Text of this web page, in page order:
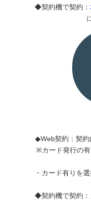
◆契約機で契約：
◆Web契約：契約
※カード発行の
・カード有りを
◆契約機で契約：